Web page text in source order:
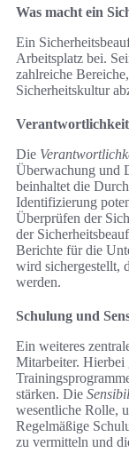
Was macht ein
Ein
Arbeitsplatz bei.
zahlreiche
Sicherheitskultur
Die
Überwachung und
beinhaltet die
Identifizierung
Überprüfen der
der
Berichte für die
wird sichergestellt,
werden.
Schulung und
Ein weiteres
Mitarbeiter. Hierbei
stärken. Die
wesentliche Rolle,
Regelmäßige
zu vermitteln und